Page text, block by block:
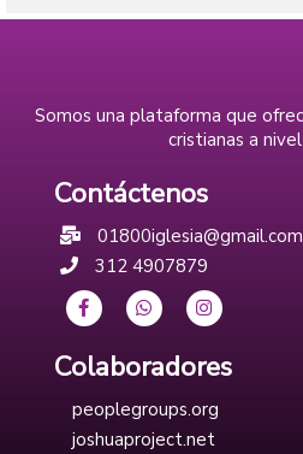
Somos una plataforma que
cristianas a
Contáctenos
01800iglesia@gmail.com
312 4907879
Colaboradores
peoplegroups.org
joshuaproject.net